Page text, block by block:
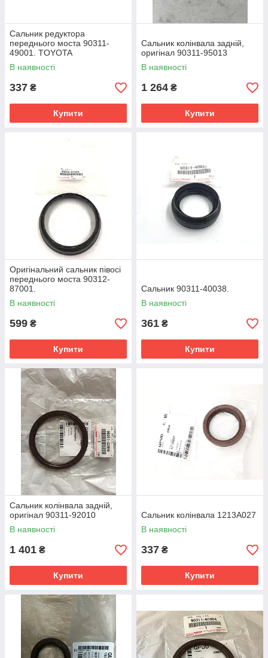
Сальник редуктора
переднього моста 90311-
49001. TOYOTA
В наявності
337 ₴
Купити
Сальник колінвала задній,
оригінал 90311-95013
В наявності
1 264 ₴
Купити
Оригінальний сальник півосі
переднього моста 90312-
87001.
В наявності
599 ₴
Купити
Сальник 90311-40038.
В наявності
361 ₴
Купити
Сальник колінвала задній,
оригінал 90311-92010
В наявності
1 401 ₴
Купити
Сальник колінвала 1213A027
В наявності
337 ₴
Купити